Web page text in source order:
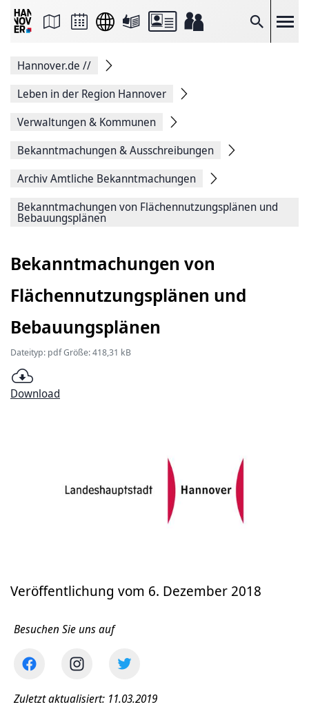
Suche
Seite
Facebook
teilen
Seitenlink
Seite
Hannover.de //
Leben in der Region Hannover
Verwaltungen & Kommunen
Bekanntmachungen & Ausschreibungen
Archiv Amtliche Bekanntmachungen
Bekanntmachungen von Flächennutzungsplänen und
Bebauungsplänen
Bekanntmachungen von
Flächennutzungsplänen und
Bebauungsplänen
Dateityp: pdf Größe: 418,31 kB
Download
Veröffentlichung vom 6. Dezember 2018
Besuchen Sie uns auf
Zuletzt aktualisiert: 11.03.2019